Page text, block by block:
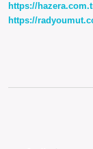
https://
https://